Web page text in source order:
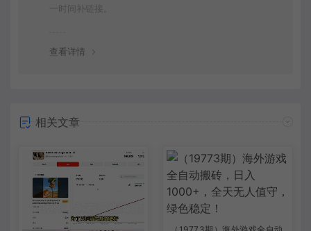
一时间补链接。
查看详情
相关文章